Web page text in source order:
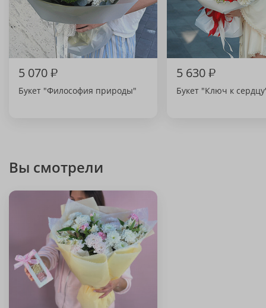
5 070₽
Букет "Философия природы"
5 630₽
Букет "Ключ к
Вы смотрели